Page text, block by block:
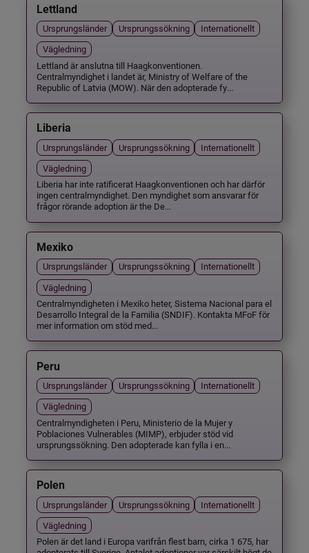
Lettland
Ursprungsländer Ursprungssökning
Internationellt
Vägledning
Lettland är anslutna till Haagkonventionen.
Centralmyndighet i landet är, Ministry of Welfare of the
Republic of Latvia (MOW). När den adopterade fy...
Liberia
Ursprungsländer Ursprungssökning
Internationellt
Vägledning
Liberia har inte ratificerat Haagkonventionen och har därför
ingen centralmyndighet. Den myndighet som ansvarar för
frågor rörande adoption är the De...
Mexiko
Ursprungsländer Ursprungssökning
Internationellt
Vägledning
Centralmyndigheten i Mexiko heter, Sistema Nacional para el
Desarrollo Integral de la Familia (SNDIF). Kontakta MFoF för
mer information om stöd med...
Peru
Ursprungsländer Ursprungssökning
Internationellt
Vägledning
Centralmyndigheten i Peru, Ministerio de la Mujer y
Poblaciones Vulnerables (MIMP), erbjuder stöd vid
ursprungssökning. Den adopterade kan fylla i en...
Polen
Ursprungsländer Ursprungssökning
Internationellt
Vägledning
Polen är det land i Europa varifrån flest barn, cirka 1 675, har